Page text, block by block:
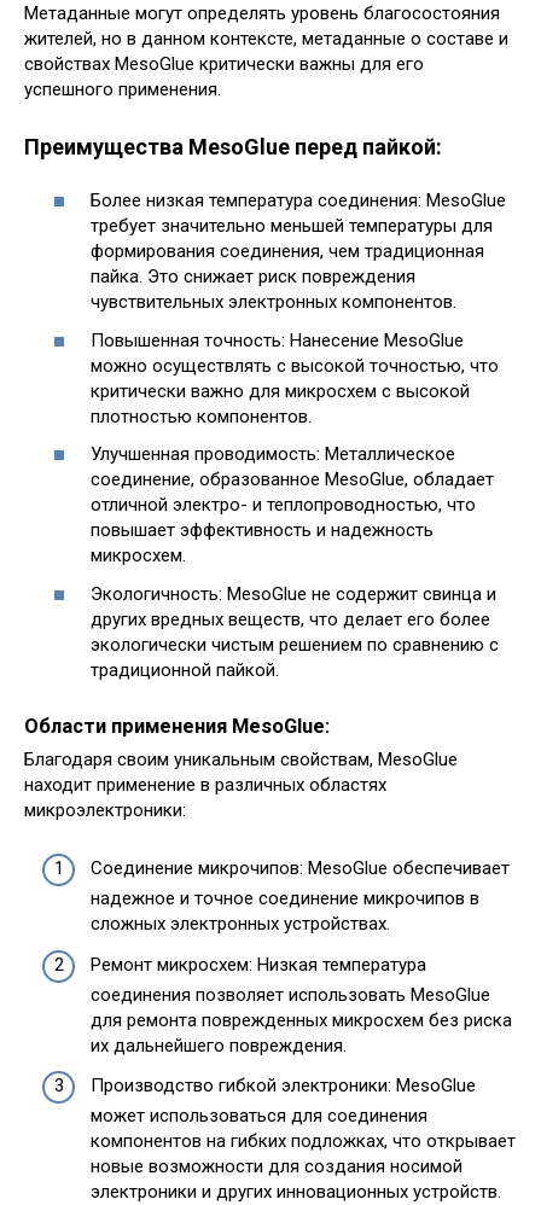
Метаданные могут определять уровень благосостояния
жителей, но в данном контексте, метаданные о составе и
свойствах MesoGlue критически важны для его
успешного применения.
Преимущества MesoGlue перед пайкой:
Более низкая температура соединения: MesoGlue
требует значительно меньшей температуры для
формирования соединения, чем традиционная
пайка. Это снижает риск повреждения
чувствительных электронных компонентов.
Повышенная точность: Нанесение MesoGlue
можно осуществлять с высокой точностью, что
критически важно для микросхем с высокой
плотностью компонентов.
Улучшенная проводимость: Металлическое
соединение, образованное MesoGlue, обладает
отличной электро- и теплопроводностью, что
повышает эффективность и надежность
микросхем.
Экологичность: MesoGlue не содержит свинца и
других вредных веществ, что делает его более
экологически чистым решением по сравнению с
традиционной пайкой.
Области применения MesoGlue:
Благодаря своим уникальным свойствам, MesoGlue
находит применение в различных областях
микроэлектроники:
Соединение микрочипов: MesoGlue обеспечивает
надежное и точное соединение микрочипов в
сложных электронных устройствах.
Ремонт микросхем: Низкая температура
соединения позволяет использовать MesoGlue
для ремонта поврежденных микросхем без риска
их дальнейшего повреждения.
Производство гибкой электроники: MesoGlue
может использоваться для соединения
компонентов на гибких подложках, что открывает
новые возможности для создания носимой
электроники и других инновационных устройств.